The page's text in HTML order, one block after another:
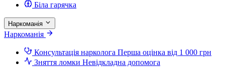
Біла гарячка
Наркоманія
Наркоманія
Консультація нарколога Перша оцінка від 1 000 грн
Зняття ломки Невідкладна допомога